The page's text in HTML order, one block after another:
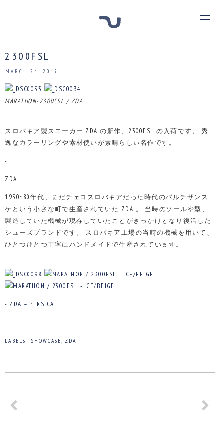
2300FSL
MARCH 24, 2019
MARATHON-2300FSL / ZDA
スロバキア製スニーカー ZDA の新作、2300FSL の入荷です。
秀
逸なカラーリングや素材使いが素晴らしい名作です。
-
ZDA
1950~80年代、まだチェコスロバキアだった時代のパルチザンス
ケという小さな町で生産されていた ZDA 。
当時のソールや型、
製造していた機械が現存していたことがきっかけとなり復活した
シューズブランドです。
スロバキア工場の当時の機械を用いて、
ひとつひとつ丁寧にハンドメイドで生産されています。
- ZDA – PERSICA
LABELS : SHOWCASE ZDA